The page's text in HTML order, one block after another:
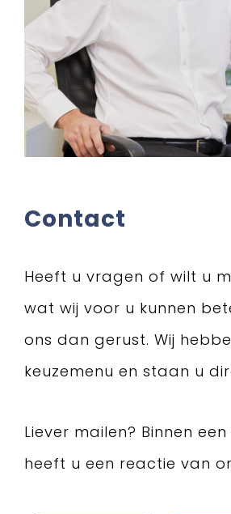
Contact
Heeft u vragen of wilt u
wat wij voor u kunnen
ons dan gerust. Wij
keuzemenu en staan u
Liever mailen? Binnen
heeft u een reactie van